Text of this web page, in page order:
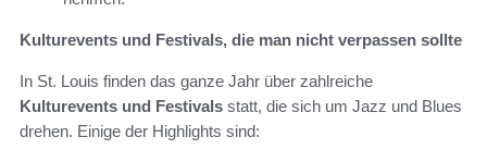
Kulturevents und Festivals, die man nicht verpassen sollte
In St. Louis finden das ganze Jahr über zahlreiche
Kulturevents und Festivals statt, die sich um Jazz und Blues
drehen. Einige der Highlights sind: